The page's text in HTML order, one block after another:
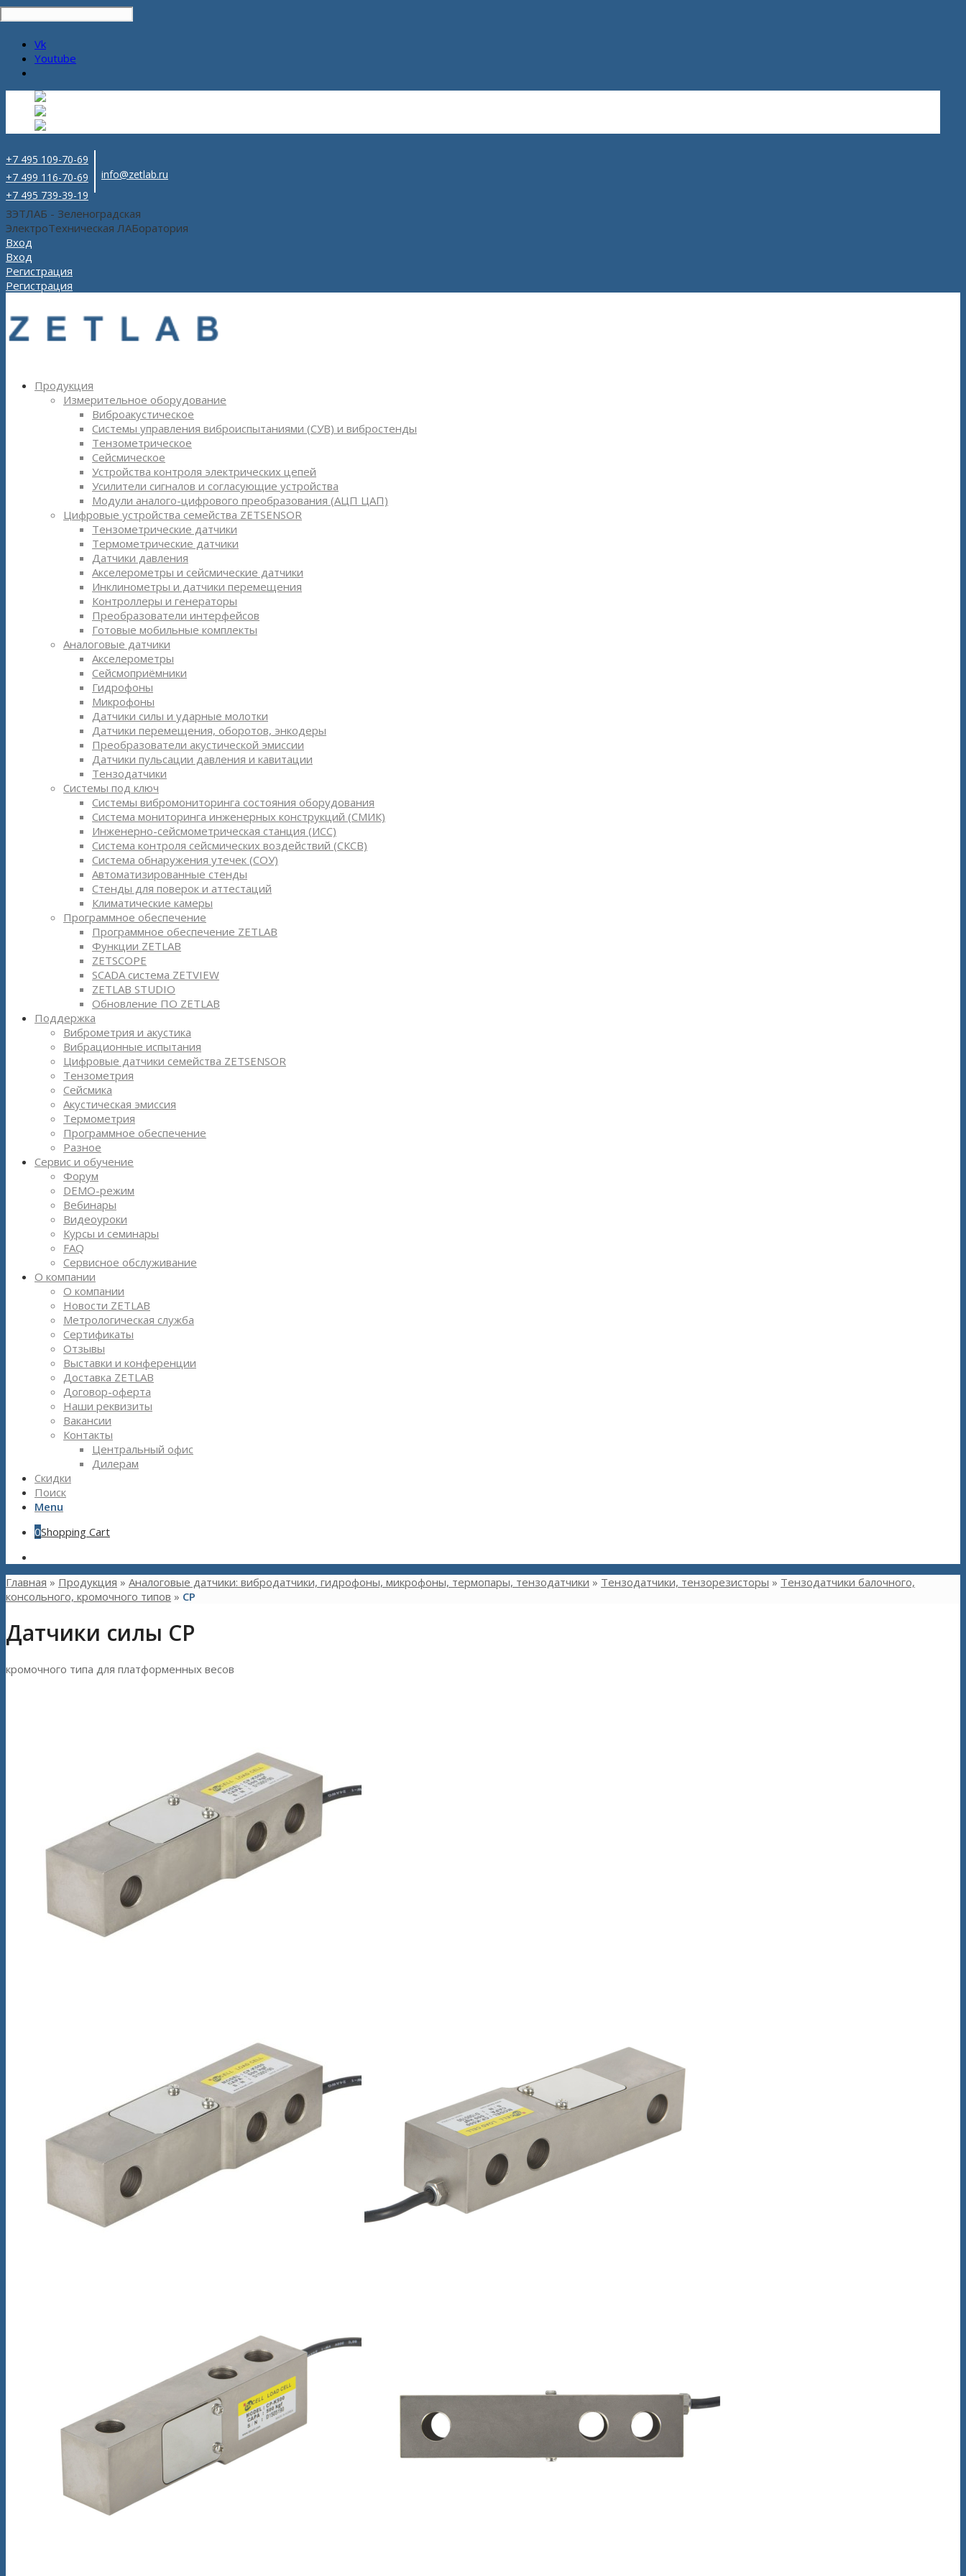
Vk
Youtube
+7 495 109-70-69
+7 499 116-70-69
+7 495 739-39-19
info@zetlab.ru
ЗЭТЛАБ - Зеленоградская
ЭлектроТехническая ЛАБоратория
Вход
Вход
Регистрация
Регистрация
Продукция
Измерительное оборудование
Виброакустическое
Системы управления виброиспытаниями (СУВ) и вибростенды
Тензометрическое
Сейсмическое
Устройства контроля электрических цепей
Усилители сигналов и согласующие устройства
Модули аналого-цифрового преобразования (АЦП ЦАП)
Цифровые устройства семейства ZETSENSOR
Тензометрические датчики
Термометрические датчики
Датчики давления
Акселерометры и сейсмические датчики
Инклинометры и датчики перемещения
Контроллеры и генераторы
Преобразователи интерфейсов
Готовые мобильные комплекты
Аналоговые датчики
Акселерометры
Сейсмоприёмники
Гидрофоны
Микрофоны
Датчики силы и ударные молотки
Датчики перемещения, оборотов, энкодеры
Преобразователи акустической эмиссии
Датчики пульсации давления и кавитации
Тензодатчики
Системы под ключ
Системы вибромониторинга состояния оборудования
Система мониторинга инженерных конструкций (СМИК)
Инженерно-сейсмометрическая станция (ИСС)
Система контроля сейсмических воздействий (СКСВ)
Система обнаружения утечек (СОУ)
Автоматизированные стенды
Стенды для поверок и аттестаций
Климатические камеры
Программное обеспечение
Программное обеспечение ZETLAB
Функции ZETLAB
ZETSCOPE
SCADA система ZETVIEW
ZETLAB STUDIO
Обновление ПО ZETLAB
Поддержка
Виброметрия и акустика
Вибрационные испытания
Цифровые датчики семейства ZETSENSOR
Тензометрия
Сейсмика
Акустическая эмиссия
Термометрия
Программное обеспечение
Разное
Сервис и обучение
Форум
DEMO-режим
Вебинары
Видеоуроки
Курсы и семинары
FAQ
Сервисное обслуживание
О компании
О компании
Новости ZETLAB
Метрологическая служба
Сертификаты
Отзывы
Выставки и конференции
Доставка ZETLAB
Договор-оферта
Наши реквизиты
Вакансии
Контакты
Центральный офис
Дилерам
Скидки
Поиск
Menu
0Shopping Cart
Главная » Продукция » Аналоговые датчики: вибродатчики, гидрофоны, микрофоны, термопары, тензодатчики » Тензодатчики, тензорезисторы » Тензодатчики балочного,
консольного, кромочного типов » CP
Датчики силы CP
кромочного типа для платформенных весов